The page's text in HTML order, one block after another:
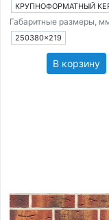
Габаритные размеры,
250380×219
В корзину